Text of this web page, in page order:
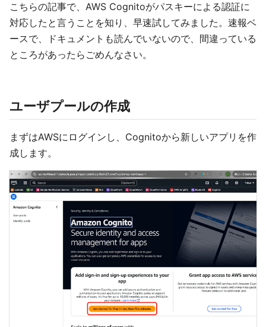
こちらの記事で、AWS Cognitoがパスキーによる認証に
対応したと言うことを知り、早速試してみました。速報ベ
ースで、ドキュメントも読んでいないので、間違っている
ところがあったらごめんなさい。
ユーザプールの作成
まずはAWSにログインし、Cognitoから新しいアプリを作
成します。